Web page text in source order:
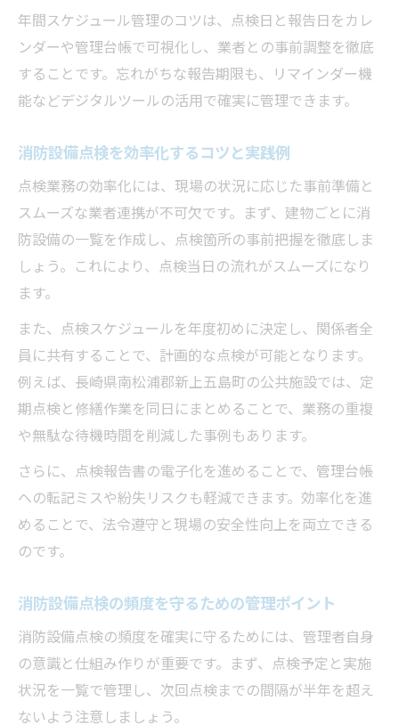
消防設備点検の特定防火対象物と非特定物
の報告周期
消防設備点検で異なる報告頻度を正しく理
消防設備点検の建物用途による報告サイク
ル解説
消防設備点検と報告周期の違いによる注意
点
消防設備点検の頻度と報告周期を間違えな
消防設備点検で安心を守るための実践ポイント
消防設備点検で安心を守るための事前準備
消防設備点検の実施時に気をつける現場対
応
消防設備点検後の報告書管理と提出方法
消防設備点検の計画的な実施でリスク回避
消防設備点検のスムーズな実施のための工
夫
年間スケジュール管理のコツは、点検日と報告日をカレ
ンダーや管理台帳で可視化し、業者との事前調整を徹底
することです。忘れがちな報告期限も、リマインダー機
能などデジタルツールの活用で確実に管理できます。
消防設備点検を効率化するコツと実践例
点検業務の効率化には、現場の状況に応じた事前準備と
スムーズな業者連携が不可欠です。まず、建物ごとに消
防設備の一覧を作成し、点検箇所の事前把握を徹底しま
しょう。これにより、点検当日の流れがスムーズになり
ます。
また、点検スケジュールを年度初めに決定し、関係者全
員に共有することで、計画的な点検が可能となります。
例えば、長崎県南松浦郡新上五島町の公共施設では、定
期点検と修繕作業を同日にまとめることで、業務の重複
や無駄な待機時間を削減した事例もあります。
さらに、点検報告書の電子化を進めることで、管理台帳
への転記ミスや紛失リスクも軽減できます。効率化を進
めることで、法令遵守と現場の安全性向上を両立できる
のです。
消防設備点検の頻度を守るための管理ポイント
消防設備点検の頻度を確実に守るためには、管理者自身
の意識と仕組み作りが重要です。まず、点検予定と実施
状況を一覧で管理し、次回点検までの間隔が半年を超え
ないよう注意しましょう。